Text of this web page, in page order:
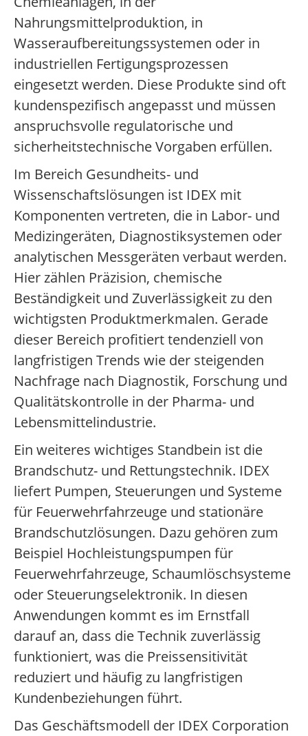
Nahrungsmittelproduktion, in
Wasseraufbereitungssystemen oder in
industriellen Fertigungsprozessen
eingesetzt werden. Diese Produkte sind oft
kundenspezifisch angepasst und müssen
anspruchsvolle regulatorische und
sicherheitstechnische Vorgaben erfüllen.
Im Bereich Gesundheits- und
Wissenschaftslösungen ist IDEX mit
Komponenten vertreten, die in Labor- und
Medizingeräten, Diagnostiksystemen oder
analytischen Messgeräten verbaut werden.
Hier zählen Präzision, chemische
Beständigkeit und Zuverlässigkeit zu den
wichtigsten Produktmerkmalen. Gerade
dieser Bereich profitiert tendenziell von
langfristigen Trends wie der steigenden
Nachfrage nach Diagnostik, Forschung und
Qualitätskontrolle in der Pharma- und
Lebensmittelindustrie.
Ein weiteres wichtiges Standbein ist die
Brandschutz- und Rettungstechnik. IDEX
liefert Pumpen, Steuerungen und Systeme
für Feuerwehrfahrzeuge und stationäre
Brandschutzlösungen. Dazu gehören zum
Beispiel Hochleistungspumpen für
Feuerwehrfahrzeuge, Schaumlöschsysteme
oder Steuerungselektronik. In diesen
Anwendungen kommt es im Ernstfall
darauf an, dass die Technik zuverlässig
funktioniert, was die Preissensitivität
reduziert und häufig zu langfristigen
Kundenbeziehungen führt.
Das Geschäftsmodell der IDEX Corporation